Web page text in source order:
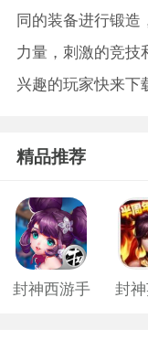
同的装备进行锻造
力量，刺激的竞技
兴趣的玩家快来下
精品推荐
封神西游手
封